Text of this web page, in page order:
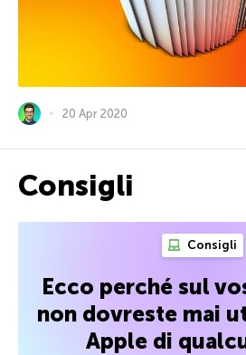
20 Apr 2020
Consigli
Consigli
Ecco perché sul
non dovreste mai
Apple di